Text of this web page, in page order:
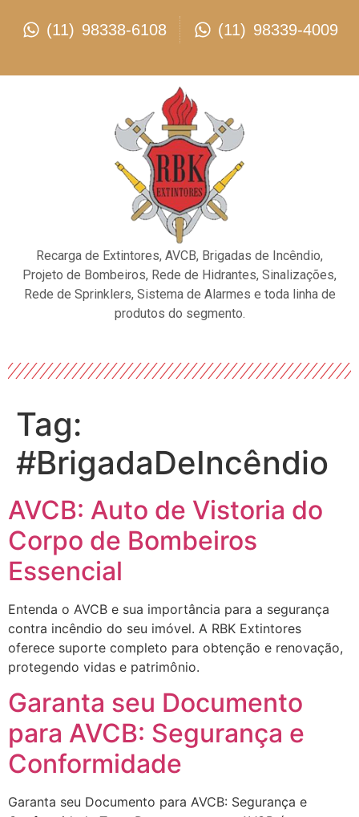
(11) 98338-6108 (11) 98339-4009
Recarga de Extintores, AVCB, Brigadas de Incêndio,
Projeto de Bombeiros, Rede de Hidrantes, Sinalizações,
Rede de Sprinklers, Sistema de Alarmes e toda linha de
produtos do segmento.
Tag:
#BrigadaDeIncêndio
AVCB: Auto de Vistoria do
Corpo de Bombeiros
Essencial
Entenda o AVCB e sua importância para a segurança
contra incêndio do seu imóvel. A RBK Extintores
oferece suporte completo para obtenção e renovação,
protegendo vidas e patrimônio.
Garanta seu Documento
para AVCB: Segurança e
Conformidade
Garanta seu Documento para AVCB: Segurança e